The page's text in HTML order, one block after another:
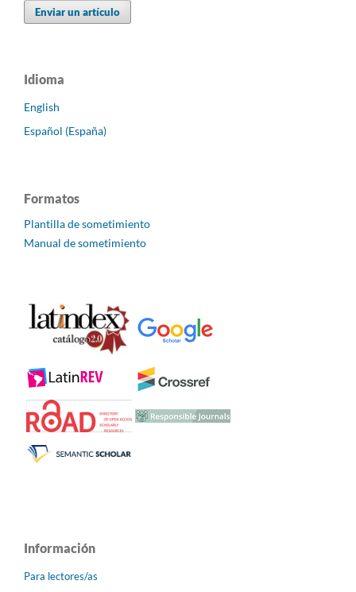
Enviar un artículo
Idioma
English
Español (España)
Formatos
Plantilla de sometimiento
Manual de sometimiento
Información
Para lectores/as